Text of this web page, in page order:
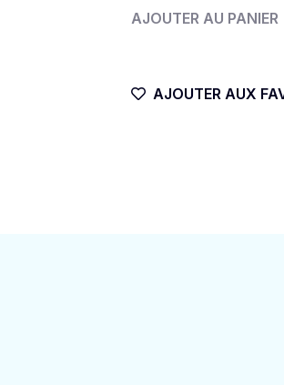
EXOCET
FREEWAVE
AJOUTER AU PANIER
AJOUTER AUX